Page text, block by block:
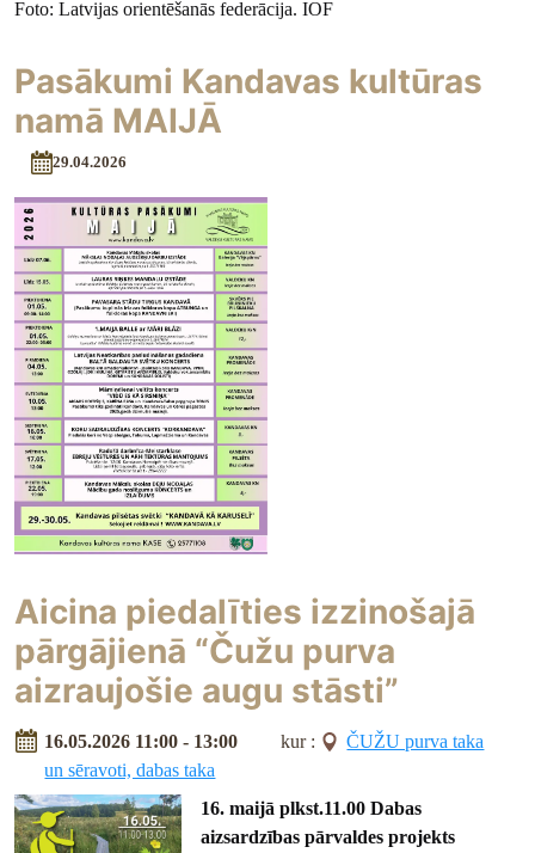
Foto: Latvijas orientēšanās federācija. IOF
Pasākumi Kandavas kultūras
namā MAIJĀ
29.04.2026
Aicina piedalīties izzinošajā
pārgājienā “Čužu purva
aizraujošie augu stāsti”
16.05.2026 11:00 - 13:00 kur :
ČUŽU purva taka
un sēravoti, dabas taka
16. maijā plkst.11.00 Dabas
aizsardzības pārvaldes projekts